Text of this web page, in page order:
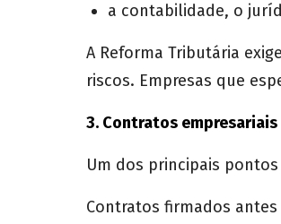
a contabilidade, o
A Reforma Tributária
riscos. Empresas que
3. Contratos
Um dos principais
Contratos firmados